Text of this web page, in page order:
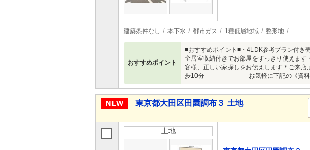
建築条件なし 本下水 都市ガス 1種低層地域 整形地
おすすめポイント
■おすすめポイント■・4LDK参考プラン付き
全居室収納付きでお部屋をすっきり使えま
客様、正しい家探しをお伝えします＊ご来
歩10分----------------------お気軽に下記の《資
東京都大田区田園調布３ 土地
土地